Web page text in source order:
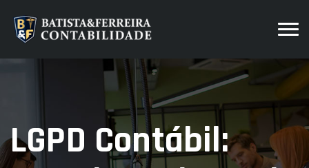
LGPD Contábil: